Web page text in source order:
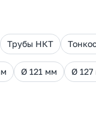
Трубы НКТ
Ø 121 мм Ø 127